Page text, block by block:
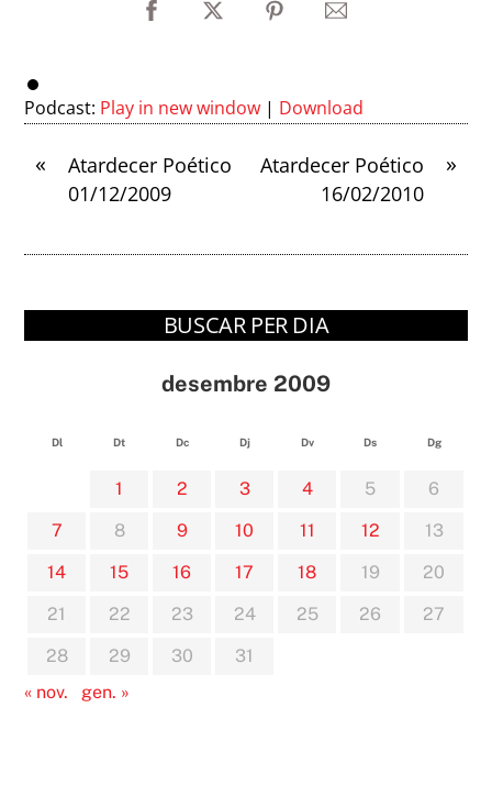
Podcast: Play in new window | Download
«
Atardecer Poético
01/12/2009
»
Atardecer Poético
16/02/2010
BUSCAR PER DIA
desembre 2009
Dl Dt Dc Dj Dv Ds Dg
1 2 3 4 5
6
7
8 9 10 11 12
13
14
15 16 17 18 19
20
21
22 23 24 25 26
27
28
29 30
31
« nov.
gen. »